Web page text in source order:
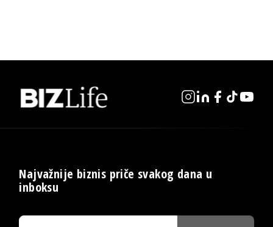
Najvažnije biznis priče svakog dana u
inboksu